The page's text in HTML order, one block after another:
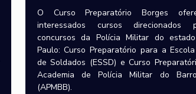
O Curso Preparatório Borges
interessados cursos direcionados
concursos da Polícia Militar do
Paulo: Curso Preparatório para a
de Soldados (ESSD) e Curso
Academia de Polícia Militar do
(APMBB).